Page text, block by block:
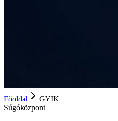
Főoldal
GYIK
Súgóközpont